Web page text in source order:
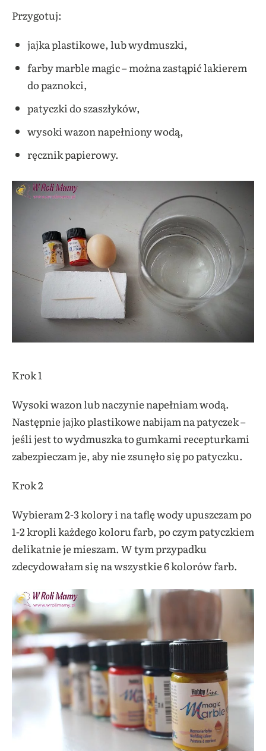
Przygotuj:
jajka plastikowe, lub wydmuszki,
farby marble magic – można zastąpić lakierem
do paznokci,
patyczki do szaszłyków,
wysoki wazon napełniony wodą,
ręcznik papierowy.
Krok 1
Wysoki wazon lub naczynie napełniam wodą.
Następnie jajko plastikowe nabijam na patyczek –
jeśli jest to wydmuszka to gumkami recepturkami
zabezpieczam je, aby nie zsunęło się po patyczku.
Krok 2
Wybieram 2-3 kolory i na taflę wody upuszczam po
1-2 kropli każdego koloru farb, po czym patyczkiem
delikatnie je mieszam. W tym przypadku
zdecydowałam się na wszystkie 6 kolorów farb.